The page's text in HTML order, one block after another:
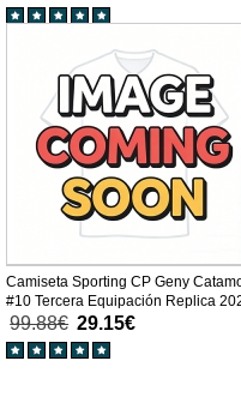
Camiseta Sporting CP Geny
#10 Tercera Equipación Replica
26 mangas cortas
99.88€ 29.15€